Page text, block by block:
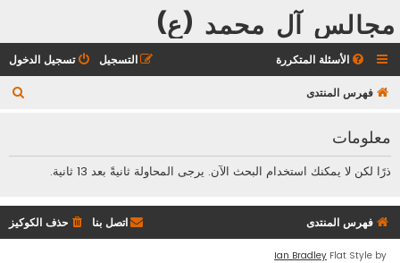
مجالس آل محمد (ع)
الأسئلة المتكررة تسجيل الدخول التسجيل
فهرس المنتدى
معلومات
ذرًا لكن لا يمكنك استخدام البحث الآن. يرجى المحاولة ثانيةً بعد 13 ثانية.
فهرس المنتدى حذف الكوكيز اتصل بنا
Flat Style by
Ian Bradley